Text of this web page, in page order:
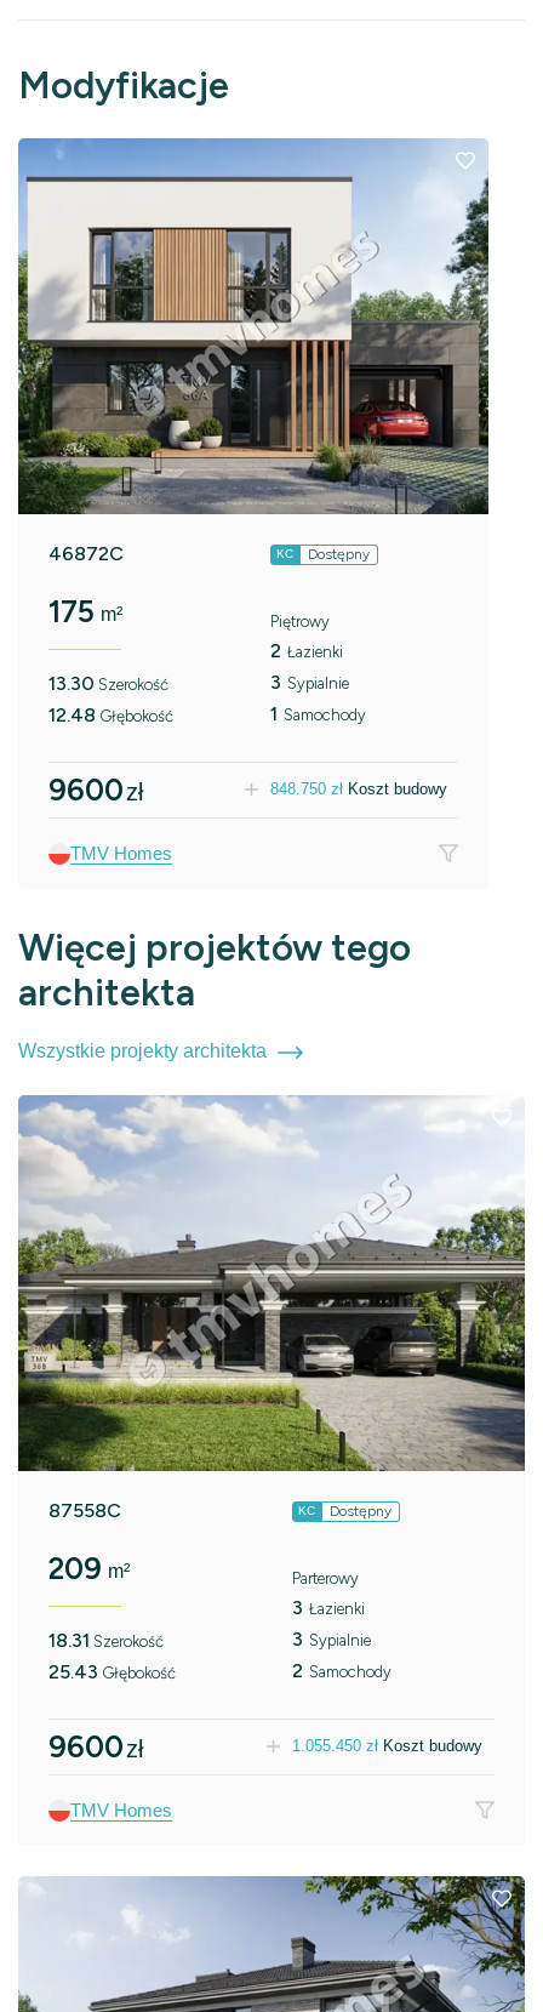
Modyfikacje
46872C KC Dostępny
175 m²
13.30 Szerokość
12.48 Głębokość
Piętrowy
2 Łazienki
3 Sypialnie
1 Samochody
9600zł 848.750 zł Koszt budowy
TMV Homes
Więcej projektów tego
architekta
Wszystkie projekty architekta
87558C KC Dostępny
209 m²
18.31 Szerokość
25.43 Głębokość
Parterowy
3 Łazienki
3 Sypialnie
2 Samochody
9600zł 1.055.450 zł Koszt budowy
TMV Homes